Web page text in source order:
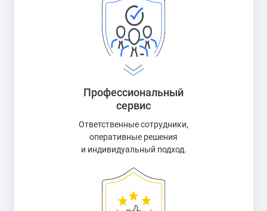
Профессиональный
сервис
Ответственные сотрудники,
оперативные решения
и индивидуальный подход.